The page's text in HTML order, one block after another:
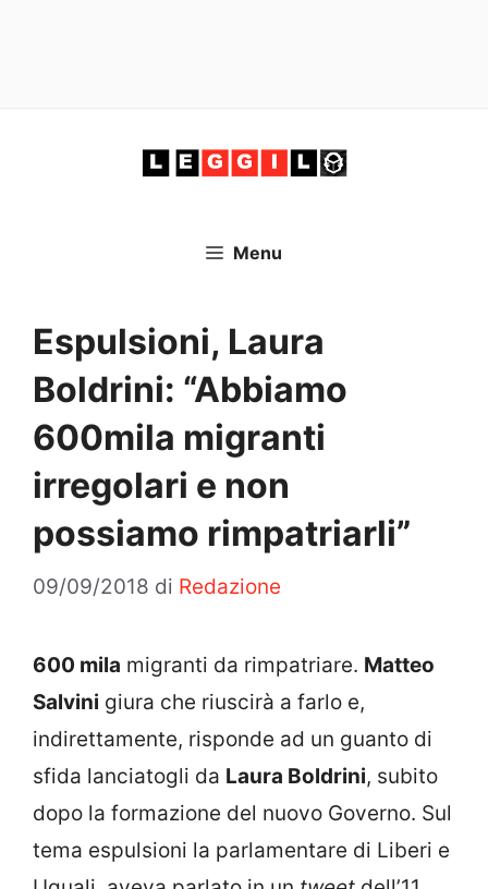
Menu
Espulsioni, Laura
Boldrini: “Abbiamo
600mila migranti
irregolari e non
possiamo rimpatriarli”
09/09/2018 di Redazione
600 mila migranti da rimpatriare. Matteo
Salvini giura che riuscirà a farlo e,
indirettamente, risponde ad un guanto di
sfida lanciatogli da Laura Boldrini, subito
dopo la formazione del nuovo Governo. Sul
tema espulsioni la parlamentare di Liberi e